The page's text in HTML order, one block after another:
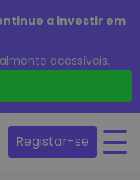
a investir em
acessíveis.
Registar-se